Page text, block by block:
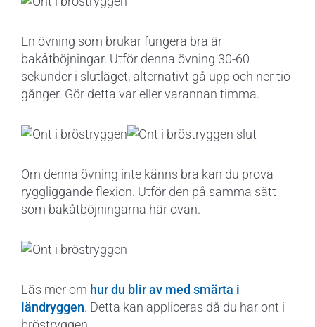
En övning som brukar fungera bra är
bakåtböjningar. Utför denna övning 30-60
sekunder i slutläget, alternativt gå upp och ner tio
gånger. Gör detta var eller varannan timma.
Om denna övning inte känns bra kan du prova
ryggliggande flexion. Utför den på samma sätt
som bakåtböjningarna här ovan.
Läs mer om hur du blir av med smärta i
ländryggen. Detta kan appliceras då du har ont i